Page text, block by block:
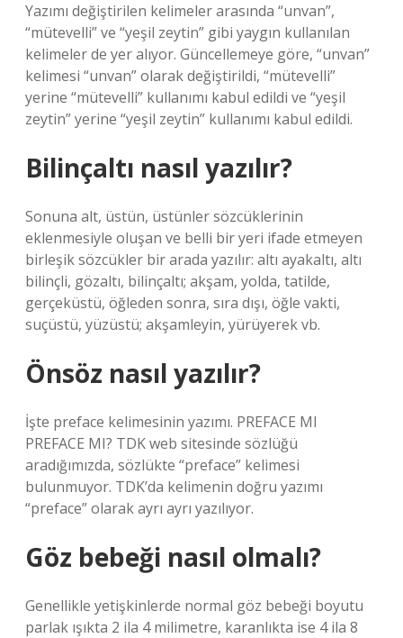
Yazımı değiştirilen kelimeler arasında “unvan”,
“mütevelli” ve “yeşil zeytin” gibi yaygın kullanılan
kelimeler de yer alıyor. Güncellemeye göre, “unvan”
kelimesi “unvan” olarak değiştirildi, “mütevelli”
yerine “mütevelli” kullanımı kabul edildi ve “yeşil
zeytin” yerine “yeşil zeytin” kullanımı kabul edildi.
Bilinçaltı nasıl yazılır?
Sonuna alt, üstün, üstünler sözcüklerinin
eklenmesiyle oluşan ve belli bir yeri ifade etmeyen
birleşik sözcükler bir arada yazılır: altı ayakaltı, altı
bilinçli, gözaltı, bilinçaltı; akşam, yolda, tatilde,
gerçeküstü, öğleden sonra, sıra dışı, öğle vakti,
suçüstü, yüzüstü; akşamleyin, yürüyerek vb.
Önsöz nasıl yazılır?
İşte preface kelimesinin yazımı. PREFACE MI
PREFACE MI? TDK web sitesinde sözlüğü
aradığımızda, sözlükte “preface” kelimesi
bulunmuyor. TDK’da kelimenin doğru yazımı
“preface” olarak ayrı ayrı yazılıyor.
Göz bebeği nasıl olmalı?
Genellikle yetişkinlerde normal göz bebeği boyutu
parlak ışıkta 2 ila 4 milimetre, karanlıkta ise 4 ila 8